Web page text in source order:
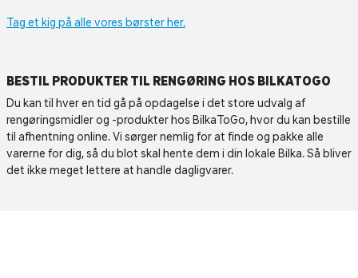
Tag et kig på alle vores børster her.
BESTIL PRODUKTER TIL RENGØRING HOS BILKATOGO
Du kan til hver en tid gå på opdagelse i det store udvalg af
rengøringsmidler og -produkter hos BilkaToGo, hvor du kan bestille
til afhentning online. Vi sørger nemlig for at finde og pakke alle
varerne for dig, så du blot skal hente dem i din lokale Bilka. Så bliver
det ikke meget lettere at handle dagligvarer.